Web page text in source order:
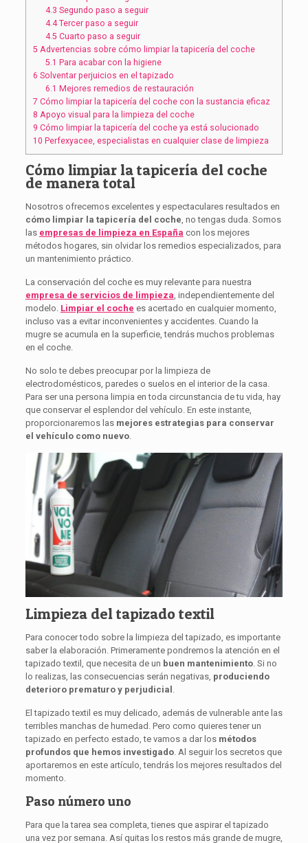
4.3 Segundo paso a seguir
4.4Tercer paso a seguir
4.5 Cuarto paso a seguir
5Advertencias sobre cómo limpiar la tapicería del coche
5.1 Para acabar con la higiene
6 Solventar perjuicios en el tapizado
6.1 Mejores remedios de restauración
7 Cómo limpiar la tapicería del coche con la sustancia eficaz
8 Apoyo visual para la limpieza del coche
9 Cómo limpiar la tapicería del coche ya está solucionado
10 Perfexyacee, especialistas en cualquier clase de limpieza
Cómo limpiar la tapicería del coche
de manera total
Nosotros ofrecemos excelentes y espectaculares resultados en
cómo limpiar la tapicería del coche , no tengas duda. Somos
las empresas de limpieza en España con los mejores
métodos hogares, sin olvidar los remedios especializados, para
un mantenimiento práctico.
La conservación del coche es muy relevante para nuestra
empresa de servicios de limpieza , independientemente del
modelo. Limpiar el coche es acertado en cualquier momento,
incluso vas a evitar inconvenientes y accidentes. Cuando la
mugre se acumula en la superficie, tendrás muchos problemas
en el coche.
No solo te debes preocupar por la limpieza de
electrodomésticos, paredes o suelos en el interior de la casa.
Para ser una persona limpia en toda circunstancia de tu vida, hay
que conservar el esplendor del vehículo. En este instante,
proporcionaremos las mejores estrategias para conservar
el vehículo como nuevo.
Limpieza del tapizado textil
Para conocer todo sobre la limpieza del tapizado, es importante
saber la elaboración. Primeramente pondremos la atención en el
tapizado textil, que necesita de un buen mantenimiento. Si no
lo realizas, las consecuencias serán negativas, produciendo
deterioro prematuro y perjudicial .
El tapizado textil es muy delicado, además de vulnerable ante las
terribles manchas de humedad. Pero como quieres tener un
tapizado en perfecto estado, te vamos a dar los métodos
profundos que hemos investigado. Al seguir los secretos que
aportaremos en este artículo, tendrás los mejores resultados del
momento.
Paso número uno
Para que la tarea sea completa, tienes que aspirar el tapizado
una vez por semana. Así quitas los restos más grande de mugre,